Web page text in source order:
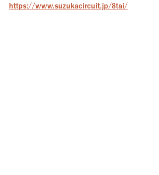
https://www.suzukacircuit.jp/8tai/